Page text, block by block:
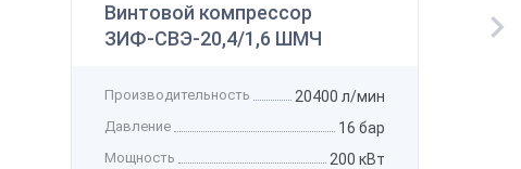
Винтовой компрессор
ЗИФ-СВЭ-20,4/1,6 ШМЧ
Производительность 20400 л/мин
Давление 16 бар
Мощность 200 кВт